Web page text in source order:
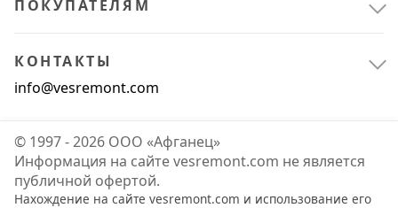
ПОКУПАТЕЛЯМ
КОНТАКТЫ
info@vesremont.com
© 1997 - 2026 ООО «Афганец»
Информация на сайте vesremont.com не является
публичной офертой.
Нахождение на сайте vesremont.com и использование его